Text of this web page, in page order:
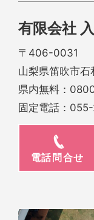
有限会社
〒406-0031
山梨県笛吹市
県内無料：
固定電話：
電話問合せ